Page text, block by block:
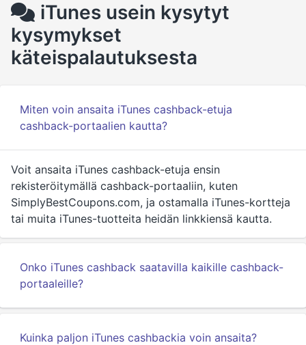
iTunes usein kysytyt
kysymykset
käteispalautuksesta
Miten voin ansaita iTunes cashback-etuja
cashback-portaalien kautta?
Voit ansaita iTunes cashback-etuja ensin
rekisteröitymällä cashback-portaaliin, kuten
SimplyBestCoupons.com, ja ostamalla iTunes-kortteja
tai muita iTunes-tuotteita heidän linkkiensä kautta.
Onko iTunes cashback saatavilla kaikille cashback-
portaaleille?
Kuinka paljon iTunes cashbackia voin ansaita?